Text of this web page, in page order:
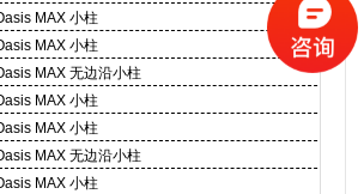
MAX 小柱
MAX 小柱
MAX 无边沿小柱
MAX 小柱
MAX 小柱
MAX 无边沿小柱
MAX 小柱